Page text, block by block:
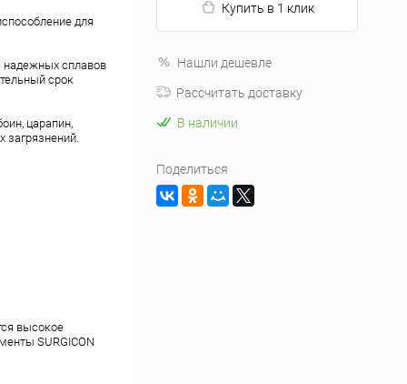
для
надежных сплавов
срок
царапин,
загрязнений.
высокое
SURGICON
Купить в 1 клик
Нашли дешевле
Рассчитать доставку
В наличии
Поделиться